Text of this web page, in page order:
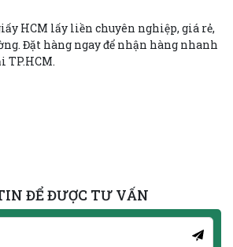
HCM lấy liền chuyên nghiệp, giá rẻ,
Đặt hàng ngay để nhận hàng nhanh
TP.HCM.
ĐỂ ĐƯỢC TƯ VẤN